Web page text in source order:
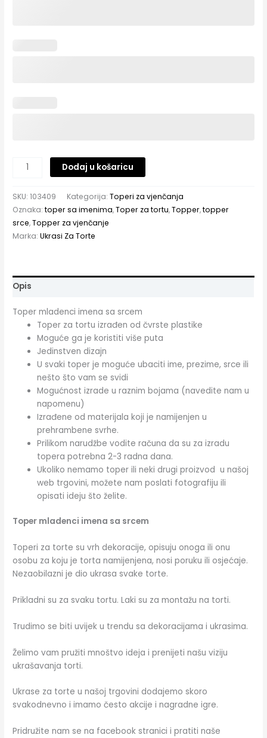
Dodaj u košaricu
SKU:103409 Kategorija:Toperi za vjenčanja
Oznaka:toper sa imenima,Toper za tortu,Topper,topper
srce,Topper za vjenčanje
Marka:Ukrasi Za Torte
Opis
Toper mladenci imena sa srcem
Toper za tortu izrađen od čvrste plastike
Moguće ga je koristiti više puta
Jedinstven dizajn
U svaki toper je moguće ubaciti ime, prezime, srce ili
nešto što vam se svidi
Mogućnost izrade u raznim bojama (navedite nam u
napomenu)
Izrađene od materijala koji je namijenjen u
prehrambene svrhe.
Prilikom narudžbe vodite računa da su za izradu
topera potrebna 2-3 radna dana.
Ukoliko nemamo toper ili neki drugi proizvod u našoj
web trgovini, možete nam poslati fotografiju ili
opisati ideju što želite.
Toper mladenci imena sa srcem
Toperi za torte su vrh dekoracije, opisuju onoga ili onu
osobu za koju je torta namijenjena, nosi poruku ili osjećaje.
Nezaobilazni je dio ukrasa svake torte.
Prikladni su za svaku tortu. Laki su za montažu na torti.
Trudimo se biti uvijek u trendu sa dekoracijama i ukrasima.
Želimo vam pružiti mnoštvo ideja i prenijeti našu viziju
ukrašavanja torti.
Ukrase za torte u našoj trgovini dodajemo skoro
svakodnevno i imamo često akcije i nagradne igre.
Pridružite nam se na facebook stranici i pratiti naše